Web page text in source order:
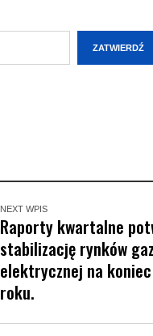
NEXT WPIS
Raporty kwartalne
stabilizację rynków
elektrycznej na
roku.